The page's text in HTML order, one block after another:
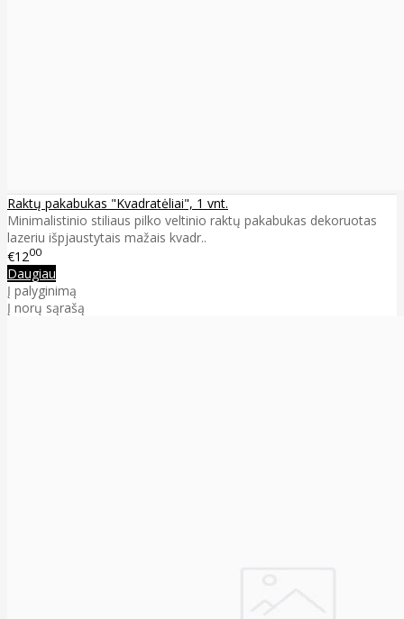
Raktų pakabukas "Kvadratėliai", 1 vnt.
Minimalistinio stiliaus pilko veltinio raktų pakabukas dekoruotas
lazeriu išpjaustytais mažais kvadr..
€1200
Daugiau
Į palyginimą
Į norų sąrašą